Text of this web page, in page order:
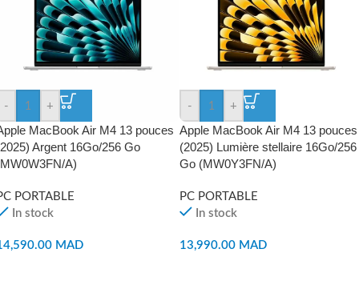
- +
MacBook Air M4 13 pouces
Argent 16Go/256 Go
A)
PORTABLE
In stock
MAD
- +
Apple MacBook Air M4 13 pouces
(2025) Lumière stellaire 16Go/256
Go (MW0Y3FN/A)
PC PORTABLE
In stock
13,990.00 MAD